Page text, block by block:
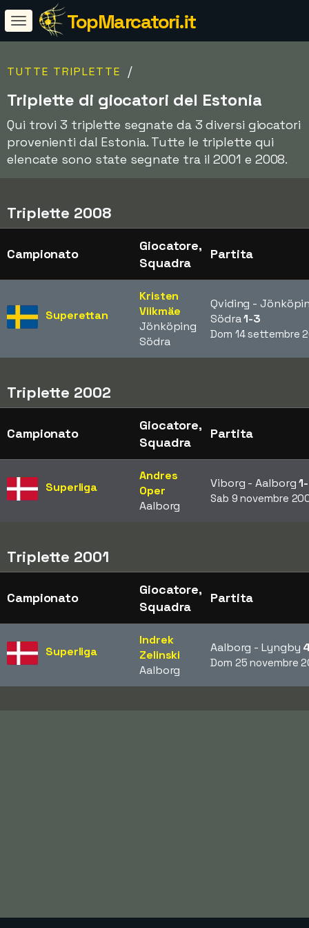
TopMarcatori.it
TUTTE TRIPLETTE /
Triplette di giocatori del Estonia
Qui trovi 3 triplette segnate da 3 diversi giocatori
provenienti dal Estonia. Tutte le triplette qui
elencate sono state segnate tra il 2001 e 2008.
Triplette 2008
Campionato
Giocatore,
Squadra
Partita
Superettan
Kristen
Viikmäe
Jönköping
Södra
Qviding -
Södra1-3
Dom 14 settembre
Triplette 2002
Campionato
Giocatore,
Squadra
Partita
Superliga
Andres
Oper
Aalborg
Viborg - Aalborg
Sab 9 novembre
Triplette 2001
Campionato
Giocatore,
Squadra
Partita
Superliga
Indrek
Zelinski
Aalborg
Aalborg - Lyngby
Dom 25 novembre